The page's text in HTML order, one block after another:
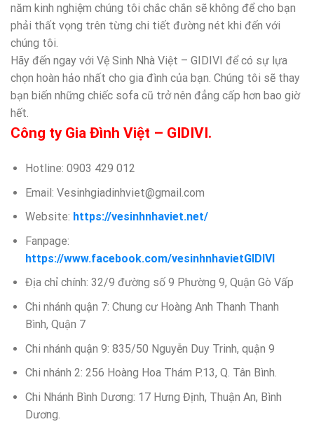
năm kinh nghiệm chúng tôi chắc chắn sẽ không để cho bạn
phải thất vọng trên từng chi tiết đường nét khi đến với
chúng tôi.
Hãy đến ngay với Vệ Sinh Nhà Việt – GIDIVI để có sự lựa
chọn hoàn hảo nhất cho gia đình của bạn. Chúng tôi sẽ thay
bạn biến những chiếc sofa cũ trở nên đẳng cấp hơn bao giờ
hết.
Công ty Gia Đình Việt – GIDIVI.
Hotline: 0903 429 012
Email: Vesinhgiadinhviet@gmail.com
Website: https://vesinhnhaviet.net/
Fanpage:
https://www.facebook.com/vesinhnhavietGIDIVI
Địa chỉ chính: 32/9 đường số 9 Phường 9, Quận Gò Vấp
Chi nhánh quận 7: Chung cư Hoàng Anh Thanh Thanh
Bình, Quận 7
Chi nhánh quận 9: 835/50 Nguyễn Duy Trinh, quận 9
Chi nhánh 2: 256 Hoàng Hoa Thám P.13, Q. Tân Bình.
Chi Nhánh Bình Dương: 17 Hưng Định, Thuận An, Bình
Dương.